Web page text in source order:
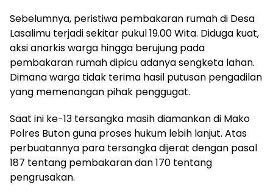
Sebelumnya, peristiwa pembakaran rumah di Desa
Lasalimu terjadi sekitar pukul 19.00 Wita. Diduga kuat,
aksi anarkis warga hingga berujung pada
pembakaran rumah dipicu adanya sengketa lahan.
Dimana warga tidak terima hasil putusan pengadilan
yang memenangan pihak penggugat.
Saat ini ke-13 tersangka masih diamankan di Mako
Polres Buton guna proses hukum lebih lanjut. Atas
perbuatannya para tersangka dijerat dengan pasal
187 tentang pembakaran dan 170 tentang
pengrusakan.